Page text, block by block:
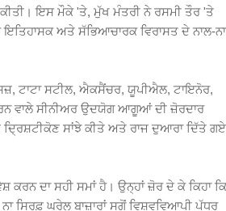
ਇਸ ਮੌਕੇ 'ਤੇ, ਮੁੱਖ ਮੰਤਰੀ ਨੇ ਰਸਮੀ ਤੌਰ 'ਤੇ
ਅਤੇ ਸੱਭਿਆਚਾਰਕ ਵਿਰਾਸਤ ਦੇ ਨਾਲ-
ਟਾਟਾ ਸਟੀਲ, ਐਕਸੈਂਚਰ, ਯੂਪੀਐਲ, ਟਾਇਨੋਰ,
ਵਾਲੇ ਸੀਨੀਅਰ ਉਦਯੋਗ ਆਗੂਆਂ ਦੀ ਜ਼ੋਰਦਾਰ
ਸਾਂਝੇ ਕੀਤੇ ਅਤੇ ਰਾਜ ਦੁਆਰਾ ਦਿੱਤੇ ਗਏ
ਕਰਨ ਦਾ ਸਹੀ ਸਮਾਂ ਹੈ। ਉਨ੍ਹਾਂ ਜ਼ੋਰ ਦੇ ਕੇ ਕਿਹਾ ਕਿ
ਸਿਰਫ਼ ਘਰੇਲੂ ਬਾਜ਼ਾਰਾਂ ਸਗੋਂ ਵਿਸ਼ਵਵਿਆਪੀ ਪੱਧਰ